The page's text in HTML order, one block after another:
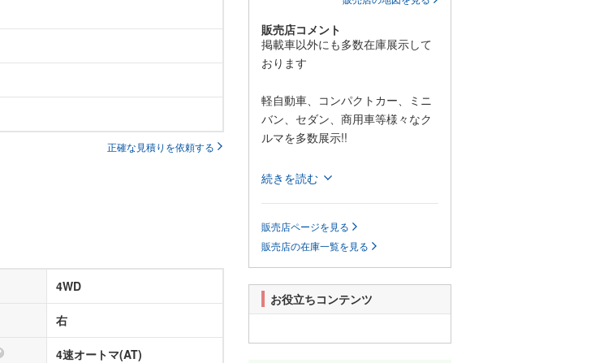
正確な見積りを依頼する
4WD
右
4速オートマ(AT)
販売店コメント
掲載車以外にも多数在庫展示して
おります
軽自動車、コンパクトカー、ミニ
バン、セダン、商用車等様々なク
ルマを多数展示!!
当店では格安の軽自動車を多数展
おります!
また、当店は安いだけじゃござい
ません!自社認証整備工場も完備し
ており、お客様がご心配なされて
いるアフターフォローもきっと満
展示場に無い車輌でも、お客様の
続きを読む
販売店ページを見る
販売店の在庫一覧を見る
お役立ちコンテンツ